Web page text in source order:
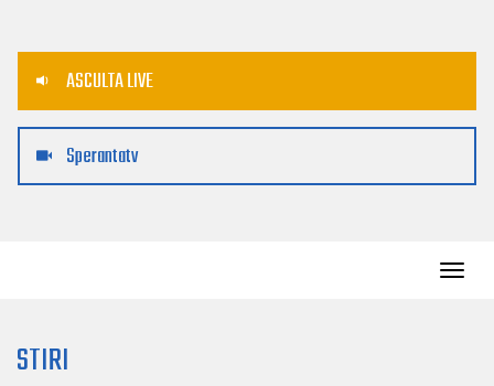
ASCULTA LIVE
Sperantatv
STIRI